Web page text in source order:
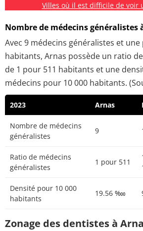
Villes où il est difficile de voir
Nombre de médecins généralistes
Avec 9 médecins généralistes et
habitants, Arnas possède un ratio
de 1 pour 511 habitants et une
médecins pour 10 000 habitants.
2023 Arnas
Nombre de médecins
généralistes
9
Ratio de médecins
généralistes
1 pour 511
Densité pour 10 000
habitants
19.56 ‱
Zonage des dentistes à